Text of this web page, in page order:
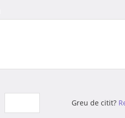
Greu de citit?